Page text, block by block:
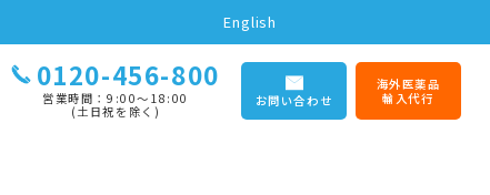
English
0120-456-800
営業時間：9:00〜18:00
(土日祝を除く)
お問い合わせ
海外医薬品
輸入代行